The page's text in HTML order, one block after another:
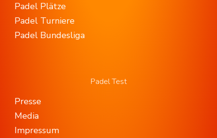
Padel Plätze
Padel Turniere
Padel Bundesliga
Padel Test
Presse
Media
Impressum